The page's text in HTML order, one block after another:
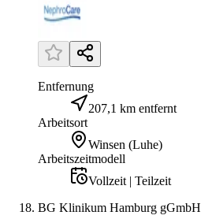
Entfernung
207,1 km entfernt
Arbeitsort
Winsen (Luhe)
Arbeitszeitmodell
Vollzeit | Teilzeit
BG Klinikum Hamburg gGmbH